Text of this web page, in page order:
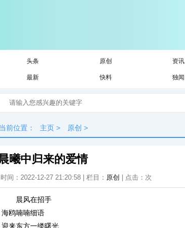
头条 原创 资讯
最新 快料 独闻
当前位置： 主页 > 原创 >
曦中归来的爱情
时间：2022-12-27 21:20:58 | 栏目： 原创 | 点击： 次
晨风在招手
海鸥喃喃细语
迎来东方一缕曙光